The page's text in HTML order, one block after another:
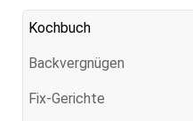
Kochbuch
Backvergnügen
Fix-Gerichte